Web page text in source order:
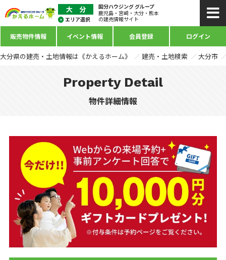
国分ハウジング グループ
鹿児島・宮崎・大分・熊本
の建売情報サイト
販売物件情報 イベント情報 会員登録 ログイン
大分県の建売・土地情報は《かえるホーム》 建売・土地検索 大分市
Property Detail
物件詳細情報